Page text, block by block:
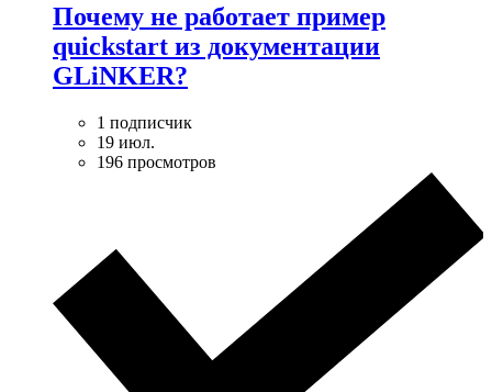
Почему не работает пример
quickstart из документации
GLiNKER?
1 подписчик
19 июл.
196 просмотров